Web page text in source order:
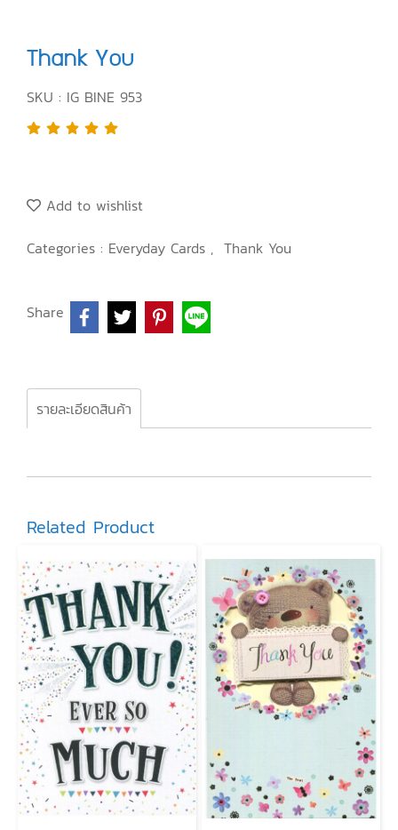
Thank You
SKU : IG BINE 953
Add to wishlist
Categories : Everyday Cards , Thank You
Share
รายละเอียดสินค้า
Related Product